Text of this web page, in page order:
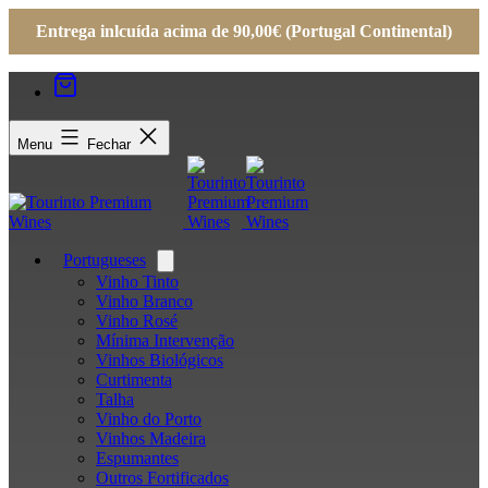
Entrega inlcuída acima de 90,00€ (Portugal Continental)
Menu Fechar
Portugueses
menu
Vinho Tinto
Vinho Branco
Vinho Rosé
Mínima Intervenção
Vinhos Biológicos
Curtimenta
Talha
Vinho do Porto
Vinhos Madeira
Espumantes
Outros Fortificados